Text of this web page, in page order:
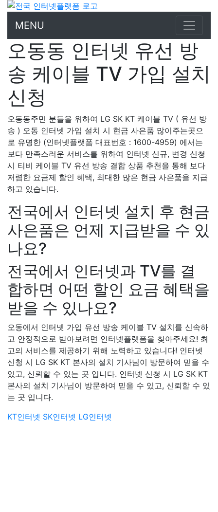
MENU
오동동 인터넷 유선 방
송 케이블 TV 가입 설치
신청
오동동주민 분들을 위하여 LG SK KT 케이블 TV ( 유선 방
송 ) 오동 인터넷 가입 설치 시 현금 사은품 많이주는곳으
로 유명한 (인터넷플랫폼 대표번호 : 1600-4959) 에서는
보다 만족스러운 서비스를 위하여 인터넷 신규, 변경 신청
시 티비 케이블 TV 유선 방송 결합 상품 추천을 통해 보다
저렴한 요금제 할인 혜택, 최대한 많은 현금 사은품을 지급
하고 있습니다.
전국에서 인터넷 설치 후 현금
사은품은 언제 지급받을 수 있
나요?
전국에서 인터넷과 TV를 결
합하면 어떤 할인 요금 혜택을
받을 수 있나요?
오동에서 인터넷 가입 유선 방송 케이블 TV 설치를 신속하
고 안정적으로 받아보려면 인터넷플랫폼을 찾아주세요! 최
고의 서비스를 제공하기 위해 노력하고 있습니다! 인터넷
신청 시 LG SK KT 본사의 설치 기사님이 방문하여 믿을 수
있고, 신뢰할 수 있는 곳 입니다. 인터넷 신청 시 LG SK KT
본사의 설치 기사님이 방문하여 믿을 수 있고, 신뢰할 수 있
는 곳 입니다.
KT인터넷 SK인터넷 LG인터넷